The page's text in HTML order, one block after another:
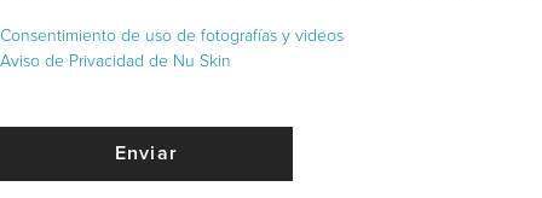
Consentimiento de uso de fotografías y videos
Aviso de Privacidad de Nu Skin